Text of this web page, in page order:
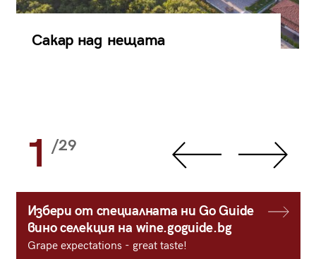
Сакар над нещата
1 /29
Избери от специалната ни Go Guide
вино селекция на wine.goguide.bg
Grape expectations - great taste!